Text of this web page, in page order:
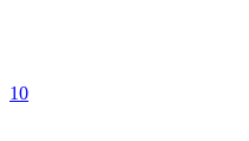
10